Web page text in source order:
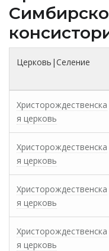
Церковь|Селение
Христорождественска
я церковь
Христорождественска
я церковь
Христорождественска
я церковь
Христорождественска
я церковь